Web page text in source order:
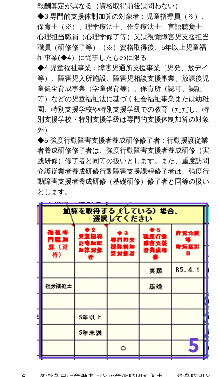
報酬算定が異なる（資格取得前後は問わない）
◆3 専門的支援体制加算の対象者：児童指導員（※）、
保育士（※）、理学療法士、作業療法士、言語聴覚士、
心理担当職員（心理学修了等）又は視覚障害児支援担当
職員（研修修了等）（※）資格取得後、5年以上児童福
祉事業(◆4）に従事したものに限る
◆4 児童福祉事業：障害児通所支援事業（児発、放デイ
等）、障害児入所施設、障害児相談支援事業、放課後児
童健全育成事業（学童保育等）、保育所（認可、認証
等）などの児童福祉法に基づく社会福祉事業または幼稚
園、特別支援学校や特別支援学級での教育（ただし、特
別支援学校・特別支援学級は専門的支援体制加算の対象
外）
◆5 強度行動障害支援者養成研修修了者：行動援護従業
者養成研修修了者は、強度行動障害支援者養成研修（実
践研修）修了者と同等の扱いとします。また、重度訪問
介護従業者養成研修行動障害支援課程修了者は、強度行
動障害支援者養成研修（基礎研修）修了者と同等の扱い
とします。